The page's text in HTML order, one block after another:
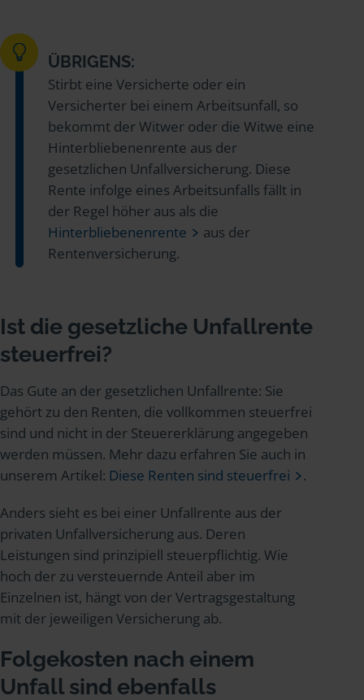
ÜBRIGENS:
Stirbt eine Versicherte oder ein
Versicherter bei einem Arbeitsunfall, so
bekommt der Witwer oder die Witwe eine
Hinterbliebenenrente aus der
gesetzlichen Unfallversicherung. Diese
Rente infolge eines Arbeitsunfalls fällt in
der Regel höher aus als die
Hinterbliebenenrente
aus der
Rentenversicherung.
Ist die gesetzliche Unfallrente
steuerfrei?
Das Gute an der gesetzlichen Unfallrente: Sie
gehört zu den Renten, die vollkommen steuerfrei
sind und nicht in der Steuererklärung angegeben
werden müssen. Mehr dazu erfahren Sie auch in
unserem Artikel: Diese Renten sind steuerfrei
.
Anders sieht es bei einer Unfallrente aus der
privaten Unfallversicherung aus. Deren
Leistungen sind prinzipiell steuerpflichtig. Wie
hoch der zu versteuernde Anteil aber im
Einzelnen ist, hängt von der Vertragsgestaltung
mit der jeweiligen Versicherung ab.
Folgekosten nach einem
Unfall sind ebenfalls